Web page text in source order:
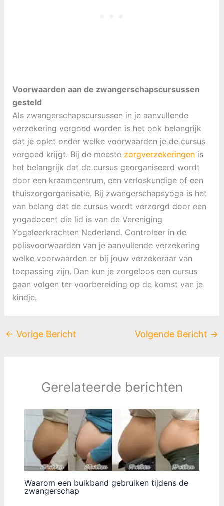
Voorwaarden aan de zwangerschapscursussen
gesteld
Als zwangerschapscursussen in je aanvullende
verzekering vergoed worden is het ook belangrijk
dat je oplet onder welke voorwaarden je de cursus
vergoed krijgt. Bij de meeste zorgverzekeringenis
het belangrijk dat de cursus georganiseerd wordt
door een kraamcentrum, een verloskundige of een
thuiszorgorganisatie. Bij zwangerschapsyoga is het
van belang dat de cursus wordt verzorgd door een
yogadocent die lid is van de Vereniging
Yogaleerkrachten Nederland. Controleer in de
polisvoorwaarden van je aanvullende verzekering
welke voorwaarden er bij jouw verzekeraar van
toepassing zijn. Dan kun je zorgeloos een cursus
gaan volgen ter voorbereiding op de komst van je
kindje.
← Vorige Bericht Volgende Bericht →
Gerelateerde berichten
Waarom een buikband gebruiken tijdens de
zwangerschap